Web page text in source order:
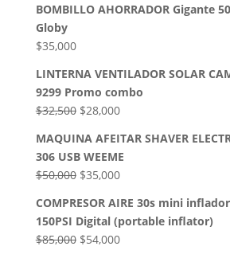
BOMBILLO AHORRADOR Gigante
Globy
$35,000
LINTERNA VENTILADOR SOLAR
9299 Promo combo
$32,500 El
original
era:
$32,500.
$28,000El
actual
es:
$28,000.
MAQUINA AFEITAR SHAVER
306 USB WEEME
$50,000 El
original
era:
$50,000.
$35,000El
actual
es:
$35,000.
COMPRESOR AIRE 30s mini
150PSI Digital (portable inflator)
$85,000 El
$54,000El